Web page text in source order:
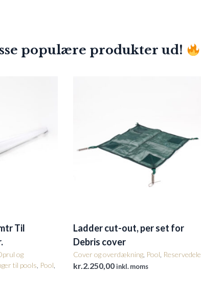
populære produkter ud!
Til
og
til pools Pool
Ladder cut-out, per set for
Debris cover
Cover og overdækning Pool Reservedele
kr.2.250,00inkl. moms